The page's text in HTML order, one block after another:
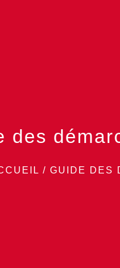
des
/ GUIDE DES